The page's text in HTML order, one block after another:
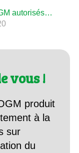
autorisés…
vous !
produit
à la
sur
du